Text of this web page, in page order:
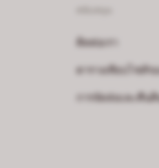
ติดต่อเรา
ตารางเทียบไซส์รอ
การจัดส่งและคืนสิ